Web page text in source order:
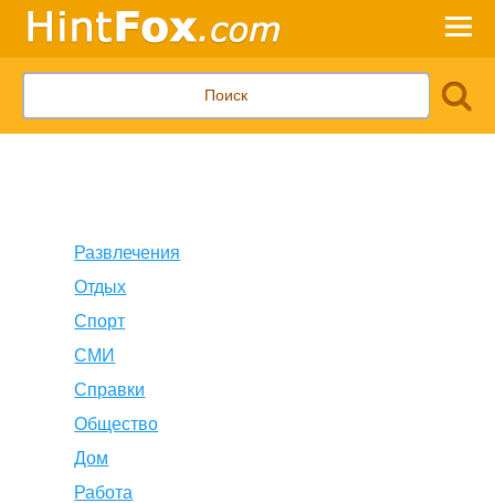
Развлечения
Отдых
Спорт
СМИ
Справки
Общество
Дом
Работа